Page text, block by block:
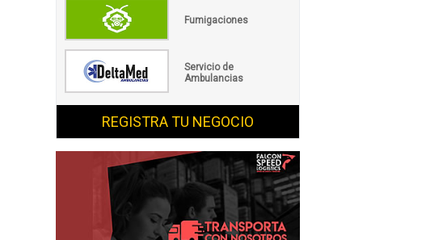
Fumigaciones
Servicio de
Ambulancias
REGISTRA TU NEGOCIO